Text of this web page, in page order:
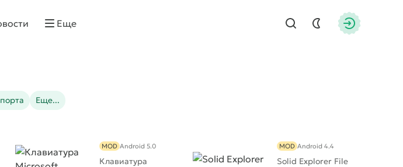
Найти
Еще
Еще...
Клавиатура
MOD Android 5.0
Solid Explorer File
MOD Android 4.4